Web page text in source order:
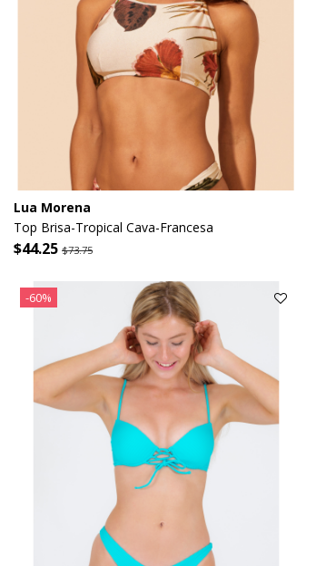
Lua Morena
Top Brisa-Tropical Cava-Francesa
$44.25 $73.75
-60%